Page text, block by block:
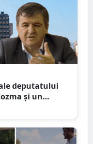
deputatului
și un
imobiliare